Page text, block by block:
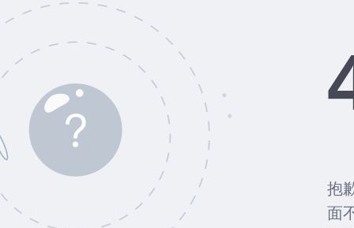
抱
面